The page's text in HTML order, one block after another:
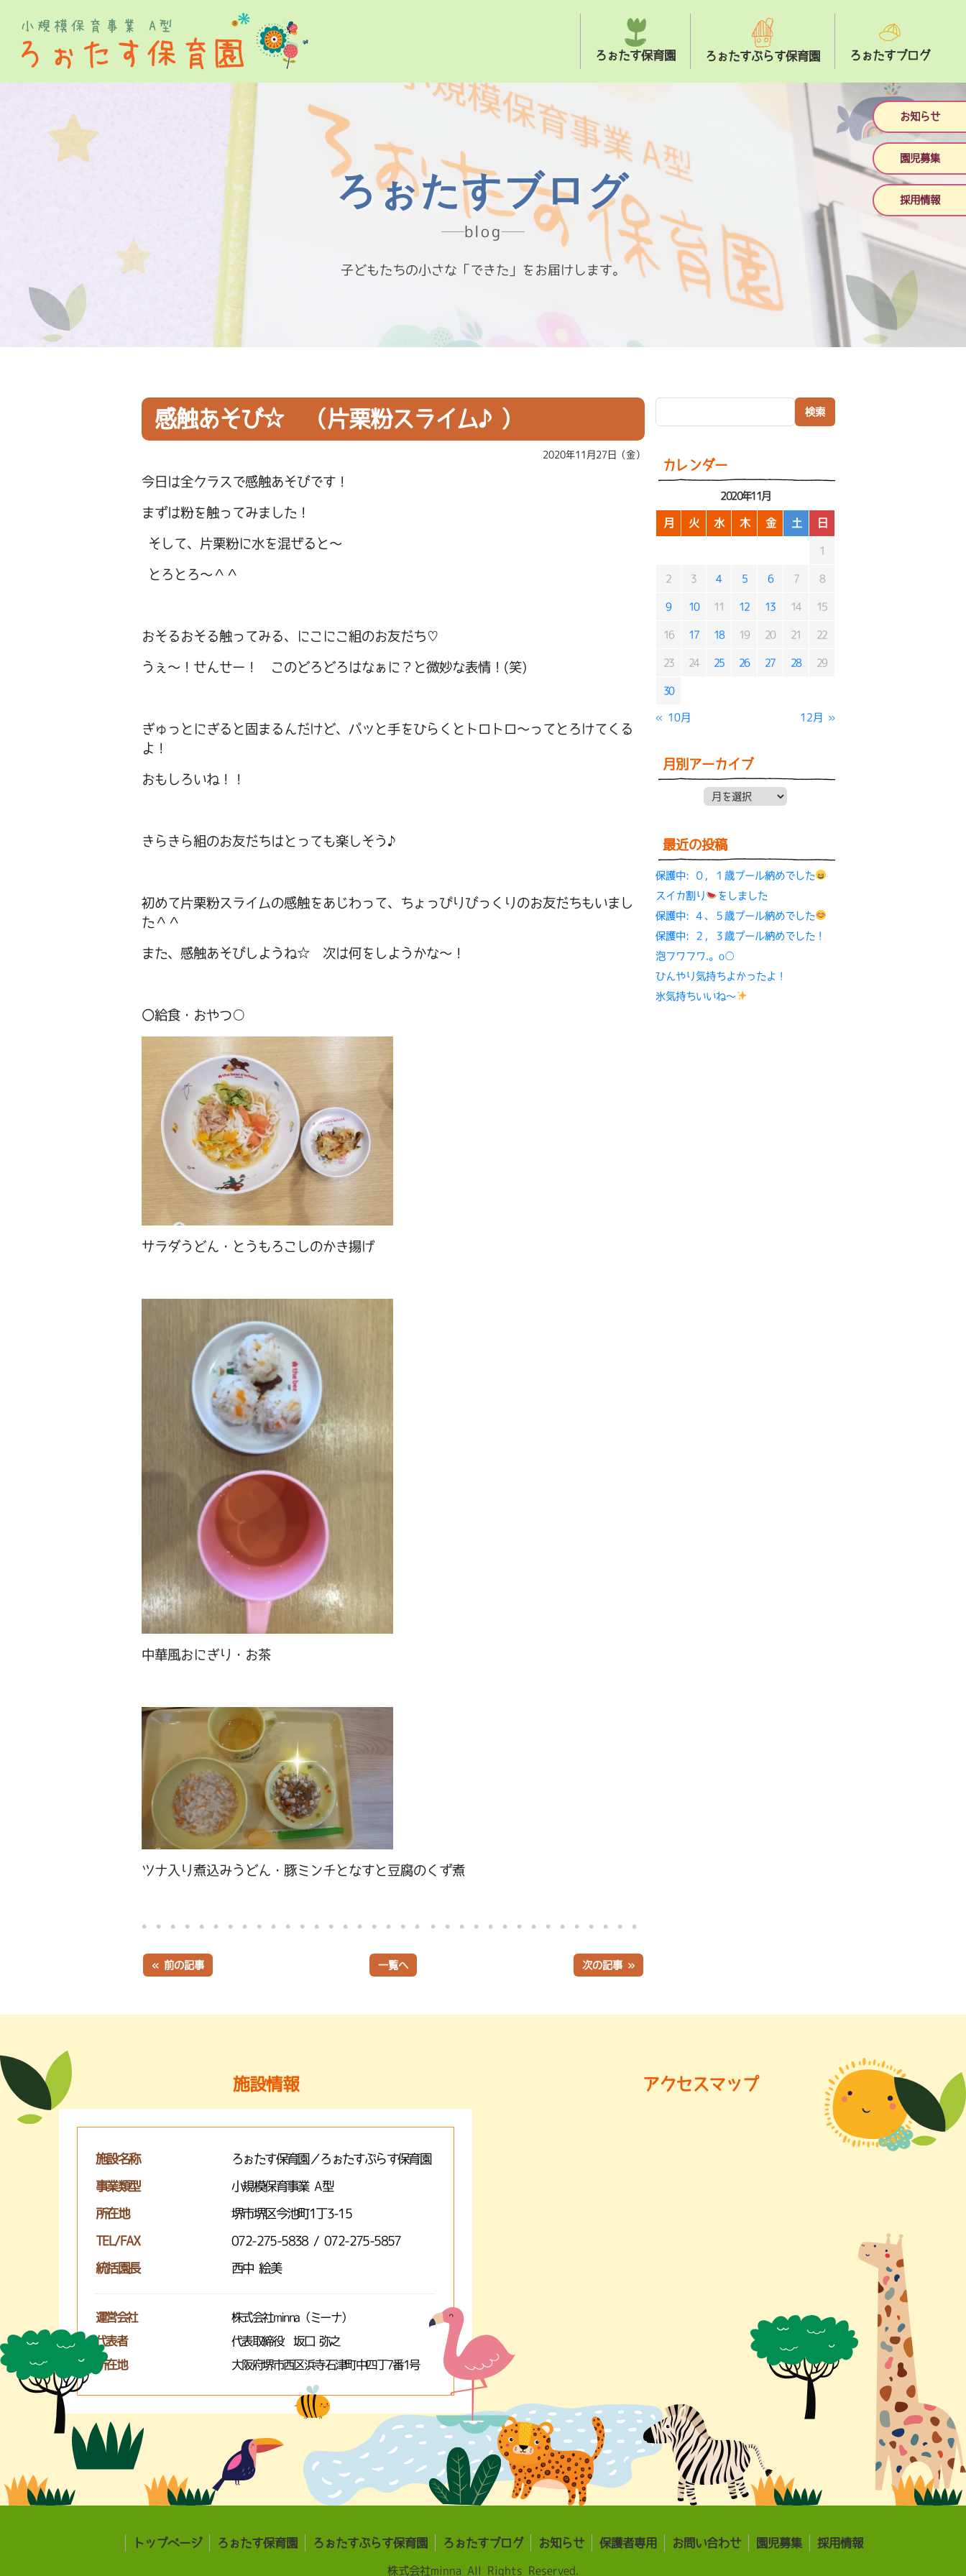
お知らせ
園児募集
採用情報
ろぉたす保育園 ろぉたすぷらす保育園 ろぉたすブログ
ろぉたすブログ
blog
子どもたちの小さな「できた」をお届けします。
カレンダー
2020年11月
月 火 水 木 金 土 日
1
2 3 4 5 6 7 8
9 10 11 12 13 14 15
16 17 18 19 20 21 22
23 24 25 26 27 28 29
30
« 10月 12月 »
月別アーカイブ
月別アーカイブ
最近の投稿
保護中: ０，１歳プール納めでした
スイカ割り
をしました
保護中: ４、５歳プール納めでした
保護中: ２，３歳プール納めでした！
泡フワフワ.。o○
ひんやり気持ちよかったよ！
氷気持ちいいね〜
感触あそび☆ （片栗粉スライム♪）
2020年11月27日（金）
今日は全クラスで感触あそびです！
まずは粉を触ってみました！
そして、片栗粉に水を混ぜると～
とろとろ～＾＾
おそるおそる触ってみる、にこにこ組のお友だち♡
うぇ～！せんせー！ このどろどろはなぁに？と微妙な表情！(笑)
ぎゅっとにぎると固まるんだけど、パッと手をひらくとトロトロ～ってとろけてくる
よ！
おもしろいね！！
きらきら組のお友だちはとっても楽しそう♪
初めて片栗粉スライムの感触をあじわって、ちょっぴりびっくりのお友だちもいまし
た＾＾
また、感触あそびしようね☆ 次は何をしようかな～！
〇給食・おやつ○
サラダうどん・とうもろこしのかき揚げ
中華風おにぎり・お茶
ツナ入り煮込みうどん・豚ミンチとなすと豆腐のくず煮
« 前の記事 一覧へ 次の記事 »
施設情報
施設名称 ろぉたす保育園／ろぉたすぷらす保育園
事業類型 小規模保育事業 A型
所在地 堺市堺区今池町1丁3-15
TEL/FAX 072-275-5838 / 072-275-5857
統括園長 西中 絵美
運営会社 株式会社minna（ミーナ）
代表者 代表取締役 坂口 弥之
所在地 大阪府堺市西区浜寺石津町中四丁7番1号
アクセスマップ
トップページ ろぉたす保育園 ろぉたすぷらす保育園 ろぉたすブログ お知らせ 保護者専用 お問い合わせ 園児募集 採用情報
株式会社minna All Rights Reserved.